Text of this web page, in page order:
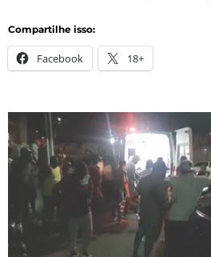
Compartilhe isso:
Facebook 18+